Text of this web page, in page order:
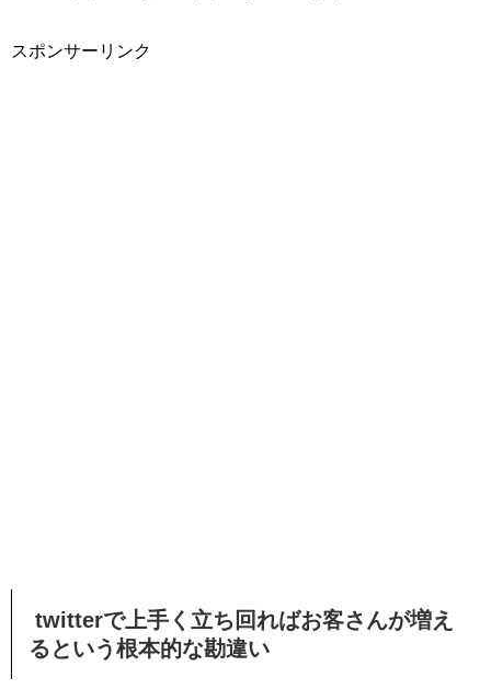
スポンサーリンク
twitterで上手く立ち回ればお客さんが増え
るという根本的な勘違い